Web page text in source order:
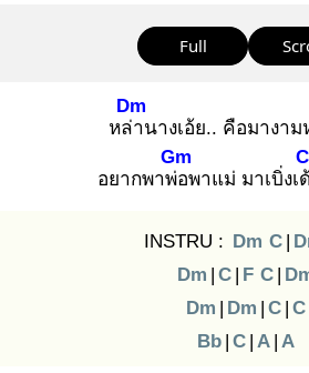
Full
หล่า
Dm
นางเอ้ย.. คือมางา
อยากพาพ่อ
Gm
พาแม่ มาเบิ่งเ
C
INSTRU : Dm C |
Dm | C | F C |
Dm | Dm | C | C
Bb | C | A | A